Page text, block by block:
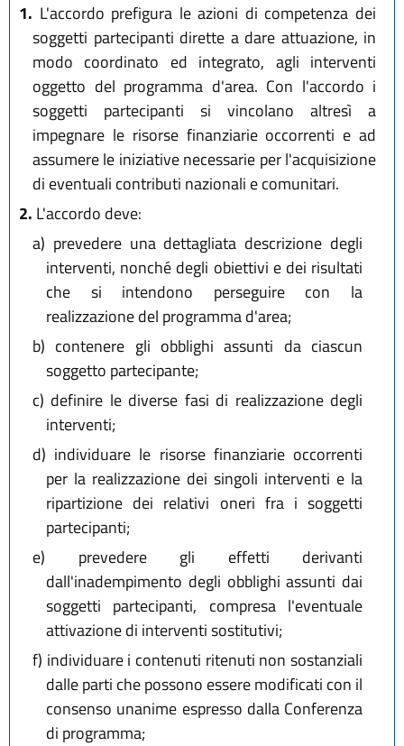
1. L'accordo prefigura le azioni di competenza dei
soggetti partecipanti dirette a dare attuazione, in
modo coordinato ed integrato, agli interventi
oggetto del programma d'area. Con l'accordo i
soggetti partecipanti si vincolano altresì a
impegnare le risorse finanziarie occorrenti e ad
assumere le iniziative necessarie per l'acquisizione
di eventuali contributi nazionali e comunitari.
2. L'accordo deve:
a) prevedere una dettagliata descrizione degli
interventi, nonché degli obiettivi e dei risultati
che si intendono perseguire con la
realizzazione del programma d'area;
b) contenere gli obblighi assunti da ciascun
soggetto partecipante;
c) definire le diverse fasi di realizzazione degli
interventi;
d) individuare le risorse finanziarie occorrenti
per la realizzazione dei singoli interventi e la
ripartizione dei relativi oneri fra i soggetti
partecipanti;
e) prevedere gli effetti derivanti
dall'inadempimento degli obblighi assunti dai
soggetti partecipanti, compresa l'eventuale
attivazione di interventi sostitutivi;
f) individuare i contenuti ritenuti non sostanziali
dalle parti che possono essere modificati con il
consenso unanime espresso dalla Conferenza
di programma;